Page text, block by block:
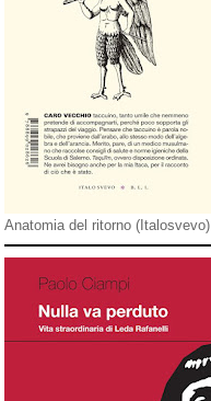
Anatomia del ritorno (Italosvevo)